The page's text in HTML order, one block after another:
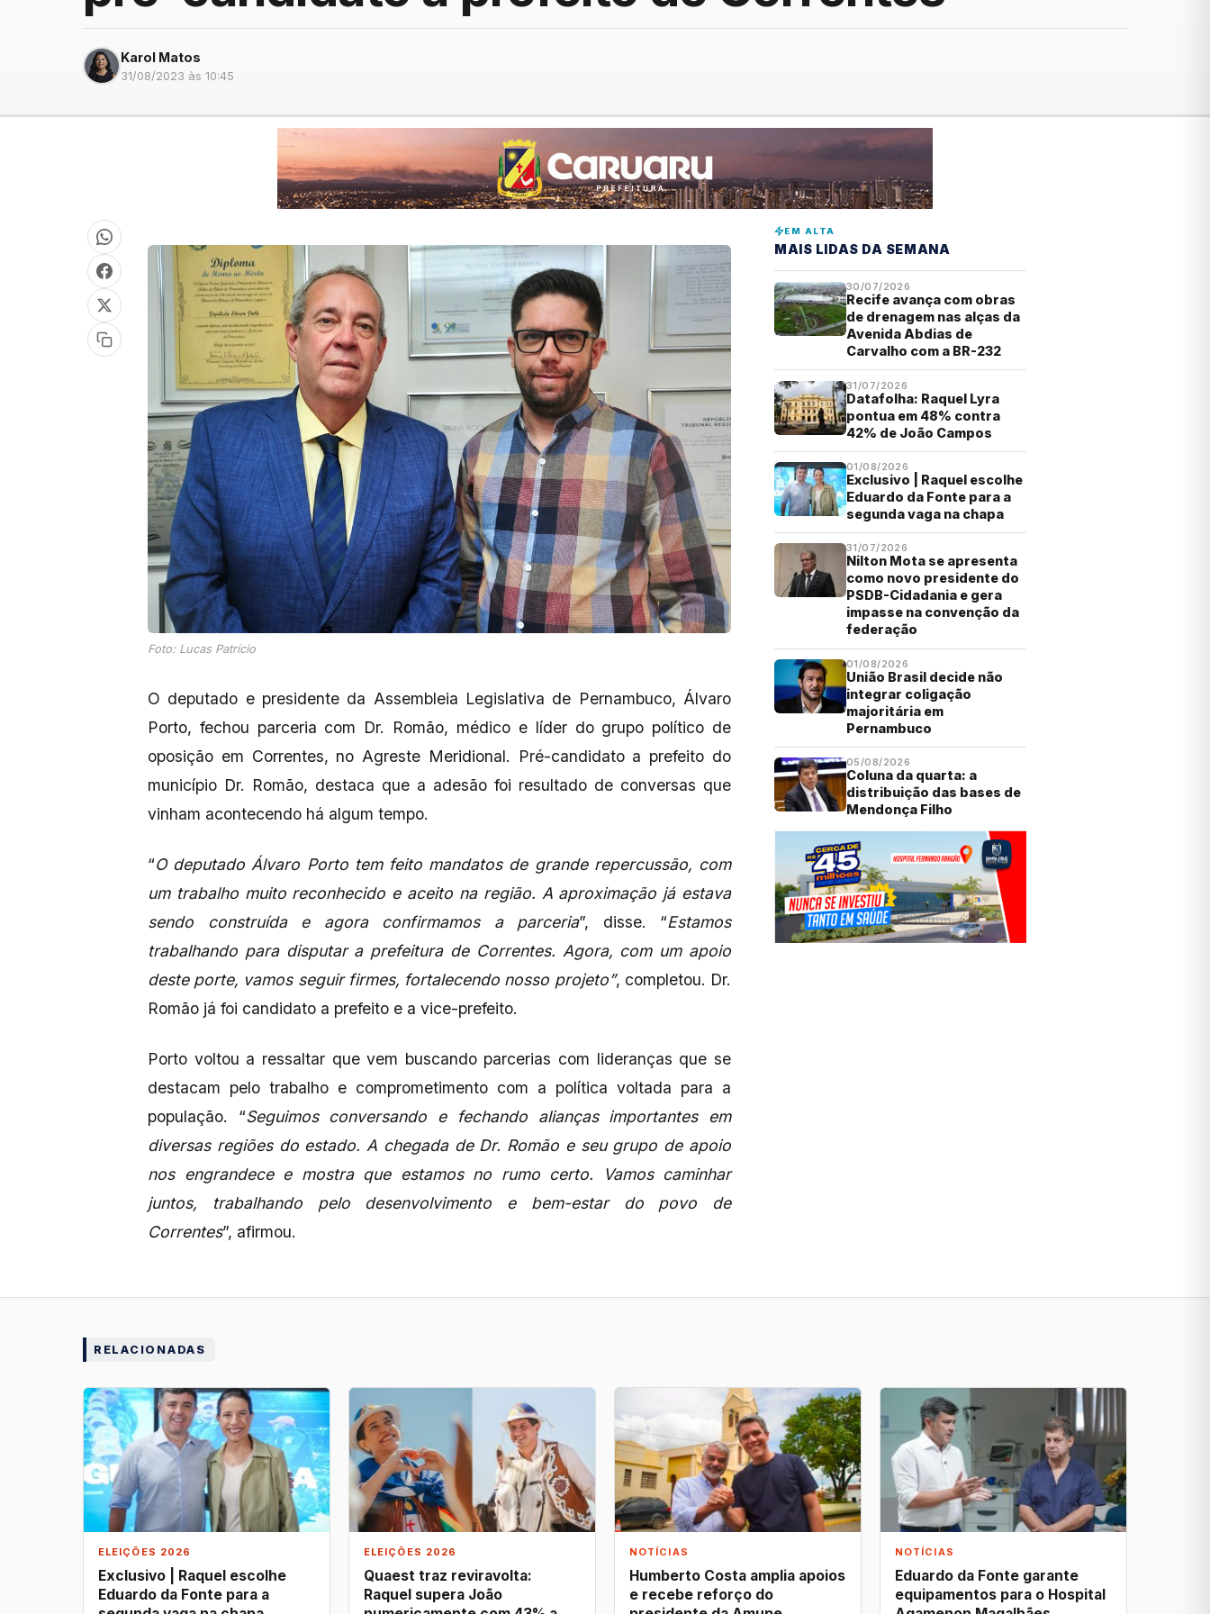
Karol Matos
31/08/2023 às 10:45
Foto: Lucas Patrício
O deputado e presidente da Assembleia Legislativa de Pernambuco, Álvaro
Porto, fechou parceria com Dr. Romão, médico e líder do grupo político de
oposição em Correntes, no Agreste Meridional. Pré-candidato a prefeito do
município Dr. Romão, destaca que a adesão foi resultado de conversas que
vinham acontecendo há algum tempo.
“O deputado Álvaro Porto tem feito mandatos de grande repercussão, com
um trabalho muito reconhecido e aceito na região. A aproximação já estava
sendo construída e agora confirmamos a parceria”, disse. “Estamos
trabalhando para disputar a prefeitura de Correntes. Agora, com um apoio
deste porte, vamos seguir firmes, fortalecendo nosso projeto”, completou. Dr.
Romão já foi candidato a prefeito e a vice-prefeito.
Porto voltou a ressaltar que vem buscando parcerias com lideranças que se
destacam pelo trabalho e comprometimento com a política voltada para a
população. “Seguimos conversando e fechando alianças importantes em
diversas regiões do estado. A chegada de Dr. Romão e seu grupo de apoio
nos engrandece e mostra que estamos no rumo certo. Vamos caminhar
juntos, trabalhando pelo desenvolvimento e bem-estar do povo de
Correntes”, afirmou.
EM ALTA
MAIS LIDAS DA SEMANA
30/07/2026
Recife avança com obras
de drenagem nas alças da
Avenida Abdias de
Carvalho com a BR-232
31/07/2026
Datafolha: Raquel Lyra
pontua em 48% contra
42% de João Campos
01/08/2026
Exclusivo | Raquel escolhe
Eduardo da Fonte para a
segunda vaga na chapa
31/07/2026
Nilton Mota se apresenta
como novo presidente do
PSDB-Cidadania e gera
impasse na convenção da
federação
01/08/2026
União Brasil decide não
integrar coligação
majoritária em
Pernambuco
05/08/2026
Coluna da quarta: a
distribuição das bases de
Mendonça Filho
RELACIONADAS
ELEIÇÕES 2026
Exclusivo | Raquel escolhe
Eduardo da Fonte para a
ELEIÇÕES 2026
Quaest traz reviravolta:
Raquel supera João
NOTÍCIAS
Humberto Costa amplia apoios
e recebe reforço do
NOTÍCIAS
Eduardo da Fonte garante
equipamentos para o Hospital